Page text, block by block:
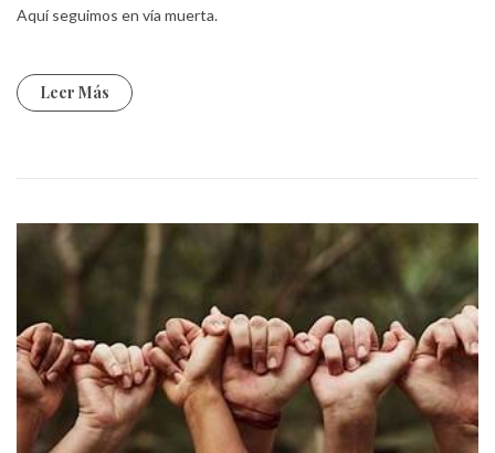
Aquí seguimos en vía muerta.
Leer Más